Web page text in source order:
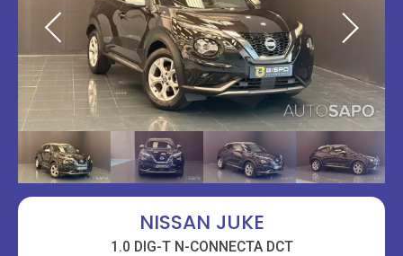
NISSAN JUKE
1.0 DIG-T N-CONNECTA DCT